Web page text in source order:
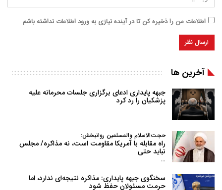
اطلاعات من را ذخیره کن تا در آینده نیازی به ورود اطلاعات نداشته باشم
آخرین ها
جبهه پایداری ادعای برگزاری جلسات محرمانه علیه
پزشکیان را رد کرد
حجت‌الاسلام والمسلمین روانبخش:
راه مقابله با آمریکا مقاومت است، نه مذاکره/ مجلس
نباید حتی
…
سخنگوی جبهه پایداری: مذاکره نتیجه‌ای ندارد، اما
حرمت مسئولان حفظ شود